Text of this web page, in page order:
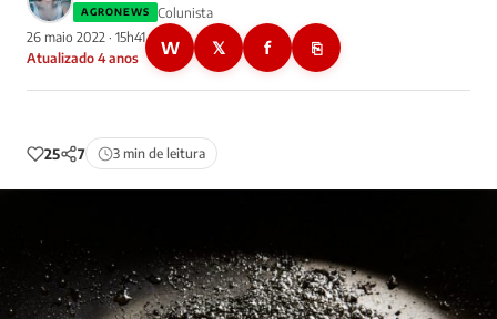
AGRONEWS
Colunista
26 maio 2022 · 15h41
Atualizado 4 anos
W 𝕏 f ⎘
25 7 3 min de leitura